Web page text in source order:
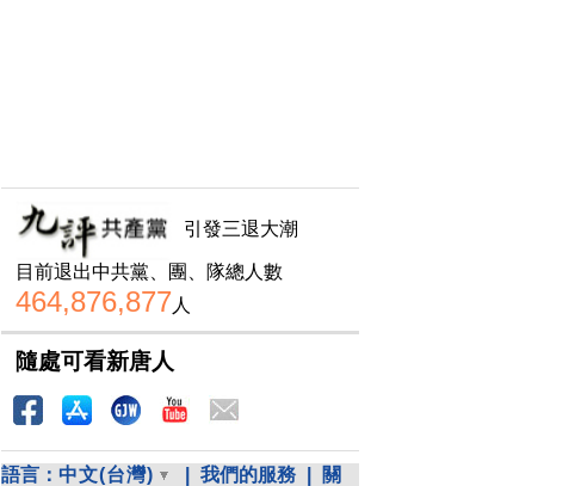
引發三退大潮
目前退出中共黨、團、隊總人數
464,876,877人
隨處可看新唐人
語言： 中文(台灣) 我們的服務
關